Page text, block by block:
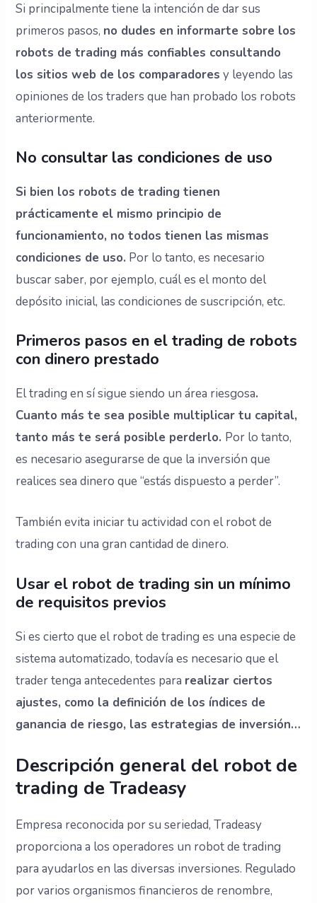
Si principalmente tiene la intención de dar sus
primeros pasos, no dudes en informarte sobre los
robots de trading más confiables consultando
los sitios web de los comparadores y leyendo las
opiniones de los traders que han probado los robots
anteriormente.
No consultar las condiciones de uso
Si bien los robots de trading tienen
prácticamente el mismo principio de
funcionamiento, no todos tienen las mismas
condiciones de uso. Por lo tanto, es necesario
buscar saber, por ejemplo, cuál es el monto del
depósito inicial, las condiciones de suscripción, etc.
Primeros pasos en el trading de robots
con dinero prestado
El trading en sí sigue siendo un área riesgosa.
Cuanto más te sea posible multiplicar tu capital,
tanto más te será posible perderlo. Por lo tanto,
es necesario asegurarse de que la inversión que
realices sea dinero que “estás dispuesto a perder”.
También evita iniciar tu actividad con el robot de
trading con una gran cantidad de dinero.
Usar el robot de trading sin un mínimo
de requisitos previos
Si es cierto que el robot de trading es una especie de
sistema automatizado, todavía es necesario que el
trader tenga antecedentes para realizar ciertos
ajustes, como la definición de los índices de
ganancia de riesgo, las estrategias de inversión…
Descripción general del robot de
trading de Tradeasy
Empresa reconocida por su seriedad, Tradeasy
proporciona a los operadores un robot de trading
para ayudarlos en las diversas inversiones. Regulado
por varios organismos financieros de renombre,